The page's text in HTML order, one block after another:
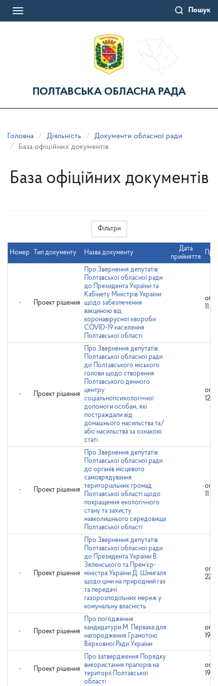
Пошук
Toggle
ПОЛТАВСЬКА ОБЛАСНА РАДА
Головна Діяльність
Документи обласної ради
База офіційних документів
База офіційних документів
Фільтри
Номер Тип документу Назва документу
Дата
прийняття
- Проект рішення
Про Звернення депутатів
Полтавської обласної ради
до Президента України та
Кабінету Міністрів України
щодо забезпечення
вакциною від
коронавірусної хвороби
COVID-19 населення
Полтавської області
- Проект рішення
Про Звернення депутатів
Полтавської обласної ради
до Полтавського міського
голови щодо створення
Полтавського денного
центру
соціальнопсихологічної
допомоги особам, які
постраждали від
домашнього насильства та/
або насильства за ознакою
статі
- Проект рішення
Про Звернення депутатів
Полтавської обласної ради
до органів місцевого
самоврядування
територіальних громад
Полтавської області щодо
покращення екологічного
стану та захисту
навколишнього середовища
Полтавської області
- Проект рішення
Про Звернення депутатів
Полтавської обласної ради
до Президента України В.
Зеленського та Прем’єр-
міністра України Д. Шмигаля
щодо ціни на природний газ
та передачі
газорозподільних мереж у
комунальну власність
- Проект рішення
Про погодження
кандидатури М. Первака для
нагородження Грамотою
Верховної Ради України
- Проект рішення
Про затвердження Порядку
використання прапорів на
території Полтавської
області